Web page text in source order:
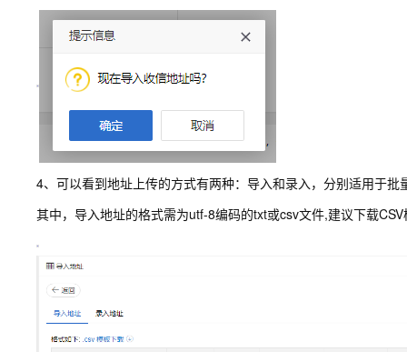
4、可以看到地址上传的方式有两种：导入和录入，分别适用于
其中，导入地址的格式需为utf-8编码的txt或csv文件,建议下载